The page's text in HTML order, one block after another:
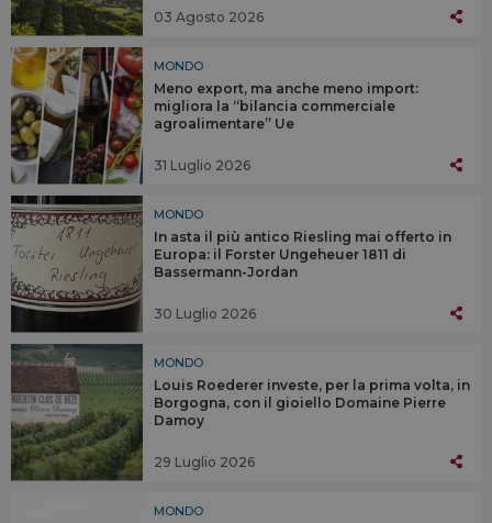
03 Agosto 2026
MONDO
Meno export, ma anche meno import:
migliora la “bilancia commerciale
agroalimentare” Ue
31 Luglio 2026
MONDO
In asta il più antico Riesling mai offerto in
Europa: il Forster Ungeheuer 1811 di
Bassermann-Jordan
30 Luglio 2026
MONDO
Louis Roederer investe, per la prima volta, in
Borgogna, con il gioiello Domaine Pierre
Damoy
29 Luglio 2026
MONDO